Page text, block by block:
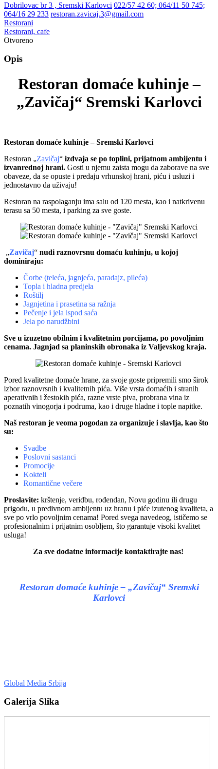
Dobrilovac br 3 , Sremski Karlovci 022/57 42 60; 064/11 50 745;
064/16 29 233 restoran.zavicaj.3@gmail.com
Restorani
Restorani, cafe
Otvoreno
Opis
Restoran domaće kuhinje –
„Zavičaj“ Sremski Karlovci
Restoran domaće kuhinje – Sremski Karlovci
Restoran „Zavičaj“ izdvaja se po toplini, prijatnom ambijentu i
izvanrednoj hrani. Gosti u njemu zaista mogu da zaborave na sve
obaveze, da se opuste i predaju vrhunskoj hrani, piću i usluzi i
jednostavno da uživaju!
Restoran na raspolaganju ima salu od 120 mesta, kao i natkrivenu
terasu sa 50 mesta, i parking za sve goste.
„Zavičaj“ nudi raznovrsnu domaću kuhinju, u kojoj
dominiraju:
Čorbe (teleća, jagnjeća, paradajz, pileća)
Topla i hladna predjela
Roštilj
Jagnjetina i prasetina sa ražnja
Pečenje i jela ispod saća
Jela po narudžbini
Sve u izuzetno obilnim i kvalitetnim porcijama, po povoljnim
cenama. Jagnjad sa planinskih obronaka iz Valjevskog kraja.
Pored kvalitetne domaće hrane, za svoje goste pripremili smo širok
izbor raznovrsnih i kvalitetnih pića. Više vrsta domaćih i stranih
aperativnih i žestokih pića, razne vrste piva, probrana vina iz
poznatih vinogorja i podruma, kao i druge hladne i tople napitke.
Naš restoran je veoma pogodan za organizuje i slavlja, kao što
su:
Svadbe
Poslovni sastanci
Promocije
Kokteli
Romantične večere
Proslavite: krštenje, veridbu, rođendan, Novu godinu ili drugu
prigodu, u predivnom ambijentu uz hranu i piće izutenog kvaliteta, a
sve po vrlo povoljnim cenama! Pored svega navedeog, ističemo se
profesionalnim i prijatnim osobljem, što garantuje visoki kvalitet
usluga!
Za sve dodatne informacije kontaktirajte nas!
Restoran domaće kuhinje – „Zavičaj“ Sremski
Karlovci
Global Media Srbija
Galerija Slika